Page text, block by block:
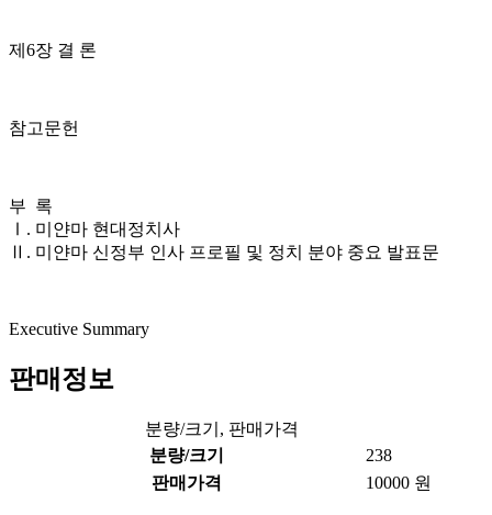
제6장 결 론
참고문헌
부 록
Ⅰ. 미얀마 현대정치사
Ⅱ. 미얀마 신정부 인사 프로필 및 정치 분야 중요 발표문
Executive Summary
판매정보
분량/크기, 판매가격
분량/크기
238
판매가격
10000 원